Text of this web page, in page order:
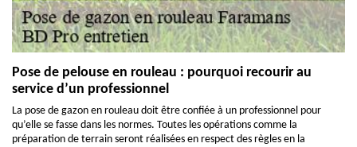
Pose de pelouse en rouleau : pourquoi recourir au
service d’un professionnel
La pose de gazon en rouleau doit être confiée à un professionnel pour
qu’elle se fasse dans les normes. Toutes les opérations comme la
préparation de terrain seront réalisées en respect des règles en la